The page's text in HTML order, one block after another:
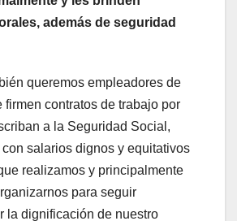
además de seguridad
queremos empleadores de
firmen contratos de trabajo por
a la Seguridad Social,
salarios dignos y equitativos
realizamos y principalmente
para seguir
la dignificación de nuestro